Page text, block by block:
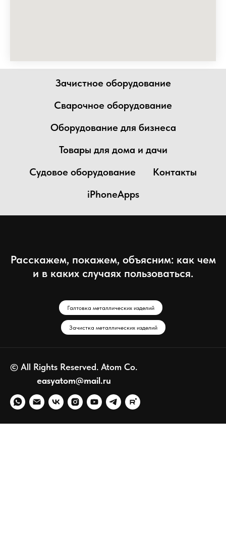
Зачистное оборудование
Сварочное оборудование
Оборудование для бизнеса
Товары для дома и дачи
Судовое оборудование
Контакты
iPhoneApps
Расскажем, покажем, объясним: как чем
и в каких случаях пользоваться.
Галтовка металлических изделий
Зачистка металлических изделий
© All Rights Reserved. Atom Co.
easyatom@mail.ru